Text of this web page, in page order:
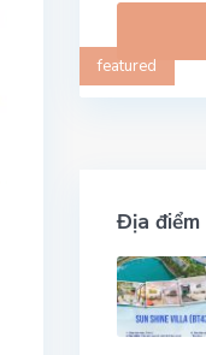
featured
Địa